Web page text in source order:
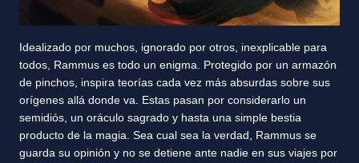
Idealizado por muchos, ignorado por otros, inexplicable para
todos, Rammus es todo un enigma. Protegido por un armazón
de pinchos, inspira teorías cada vez más absurdas sobre sus
orígenes allá donde va. Estas pasan por considerarlo un
semidiós, un oráculo sagrado y hasta una simple bestia
producto de la magia. Sea cual sea la verdad, Rammus se
guarda su opinión y no se detiene ante nadie en sus viajes por